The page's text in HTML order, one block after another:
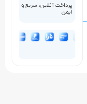
پرداخت آنلاین، سریع و
ایمن